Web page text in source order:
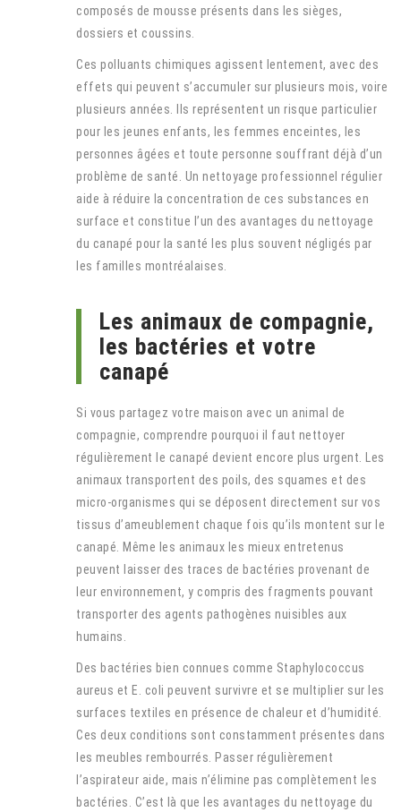
composés de mousse présents dans les sièges,
dossiers et coussins.
Ces polluants chimiques agissent lentement, avec des
effets qui peuvent s’accumuler sur plusieurs mois, voire
plusieurs années. Ils représentent un risque particulier
pour les jeunes enfants, les femmes enceintes, les
personnes âgées et toute personne souffrant déjà d’un
problème de santé. Un nettoyage professionnel régulier
aide à réduire la concentration de ces substances en
surface et constitue l’un des avantages du nettoyage
du canapé pour la santé les plus souvent négligés par
les familles montréalaises.
Les animaux de compagnie,
les bactéries et votre
canapé
Si vous partagez votre maison avec un animal de
compagnie, comprendre pourquoi il faut nettoyer
régulièrement le canapé devient encore plus urgent. Les
animaux transportent des poils, des squames et des
micro-organismes qui se déposent directement sur vos
tissus d’ameublement chaque fois qu’ils montent sur le
canapé. Même les animaux les mieux entretenus
peuvent laisser des traces de bactéries provenant de
leur environnement, y compris des fragments pouvant
transporter des agents pathogènes nuisibles aux
humains.
Des bactéries bien connues comme Staphylococcus
aureus et E. coli peuvent survivre et se multiplier sur les
surfaces textiles en présence de chaleur et d’humidité.
Ces deux conditions sont constamment présentes dans
les meubles rembourrés. Passer régulièrement
l’aspirateur aide, mais n’élimine pas complètement les
bactéries. C’est là que les avantages du nettoyage du